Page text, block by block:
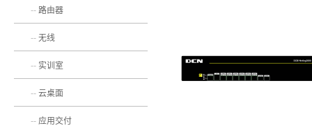
路由器
无线
实训室
云桌面
应用交付